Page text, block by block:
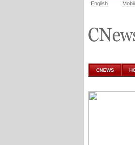
аналитике
English
CNEWS